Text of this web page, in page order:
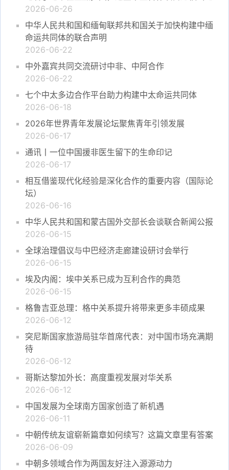
2026-06-26
中华人民共和国和缅甸联邦共和国关于加快构建中缅
命运共同体的联合声明
2026-06-22
中外嘉宾共同交流研讨中非、中阿合作
2026-06-22
七个中太多边合作平台助力构建中太命运共同体
2026-06-18
2026年世界青年发展论坛聚焦青年引领发展
2026-06-17
通讯丨一位中国援非医生留下的生命印记
2026-06-17
相互借鉴现代化经验是深化合作的重要内容（国际论
坛）
2026-06-16
中华人民共和国和蒙古国外交部长会谈联合新闻公报
2026-06-15
全球治理倡议与中巴经济走廊建设研讨会举行
2026-06-15
埃及内阁：埃中关系已成为互利合作的典范
2026-06-15
格鲁吉亚总理：格中关系提升将带来更多丰硕成果
2026-06-12
突尼斯国家旅游局驻华首席代表：对中国市场充满期
待
2026-06-12
哥斯达黎加外长：高度重视发展对华关系
2026-06-12
中国发展为全球南方国家创造了新机遇
2026-06-11
中朝传统友谊崭新篇章如何续写？这篇文章里有答案
2026-06-09
中朝多领域合作为两国友好注入源源动力